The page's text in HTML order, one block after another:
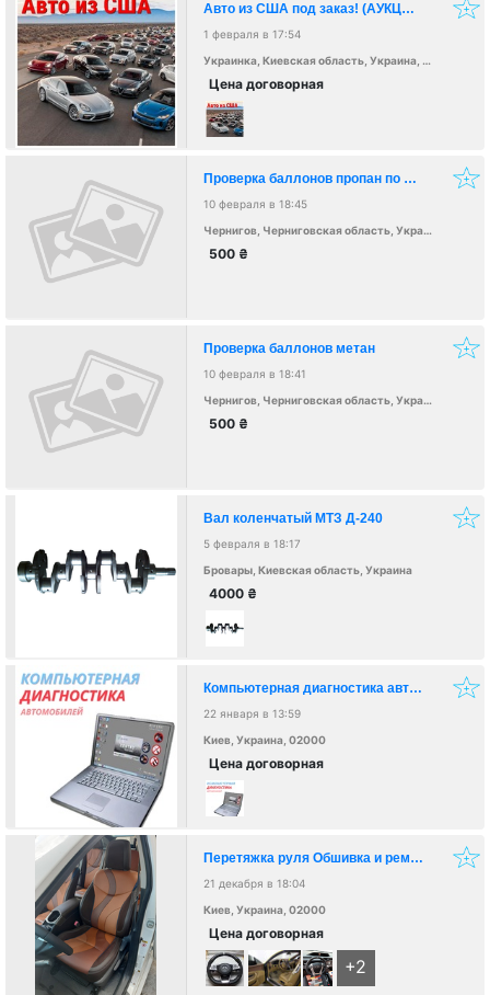
Авто из США под заказ! (АУКЦИОН)
1 февраля в 17:54
Украинка, Киевская область, Украина, 08720
Цена договорная
Проверка баллонов пропан по безналичному расчету для предприятий
10 февраля в 18:45
Чернигов, Черниговская область, Украина, 14000
500 ₴
Проверка баллонов метан
10 февраля в 18:41
Чернигов, Черниговская область, Украина, 14000
500 ₴
Вал коленчатый МТЗ Д-240
5 февраля в 18:17
Бровары, Киевская область, Украина
4000 ₴
Компьютерная диагностика автомобилей
22 января в 13:59
Киев, Украина, 02000
Цена договорная
Перетяжка руля Обшивка и ремонт салона авто
21 декабря в 18:04
Киев, Украина, 02000
Цена договорная
+2